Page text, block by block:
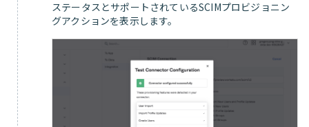
ステータスとサポートされているSCIMプロビジョニン
グアクションを表示します。